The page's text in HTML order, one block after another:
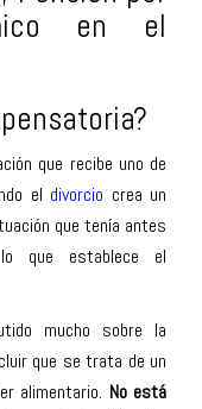
en el
que recibe uno de
el divorcio crea un
que tenía antes
que establece el
mucho sobre la
que se trata de un
alimentario. No está